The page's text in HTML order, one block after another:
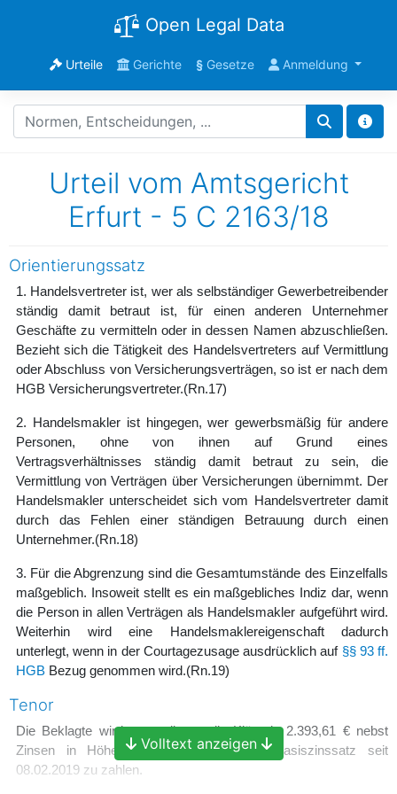
Open Legal Data
Urteile Gerichte §Gesetze Anmeldung
Urteil vom Amtsgericht
Erfurt - 5 C 2163/18
Orientierungssatz
1. Handelsvertreter ist, wer als selbständiger Gewerbetreibender
ständig damit betraut ist, für einen anderen Unternehmer
Geschäfte zu vermitteln oder in dessen Namen abzuschließen.
Bezieht sich die Tätigkeit des Handelsvertreters auf Vermittlung
oder Abschluss von Versicherungsverträgen, so ist er nach dem
HGB Versicherungsvertreter.(Rn.17)
2. Handelsmakler ist hingegen, wer gewerbsmäßig für andere
Personen, ohne von ihnen auf Grund eines
Vertragsverhältnisses ständig damit betraut zu sein, die
Vermittlung von Verträgen über Versicherungen übernimmt. Der
Handelsmakler unterscheidet sich vom Handelsvertreter damit
durch das Fehlen einer ständigen Betrauung durch einen
Unternehmer.(Rn.18)
3. Für die Abgrenzung sind die Gesamtumstände des Einzelfalls
maßgeblich. Insoweit stellt es ein maßgebliches Indiz dar, wenn
die Person in allen Verträgen als Handelsmakler aufgeführt wird.
Weiterhin wird eine Handelsmaklereigenschaft dadurch
unterlegt, wenn in der Courtagezusage ausdrücklich auf §§ 93 ff.
HGB Bezug genommen wird.(Rn.19)
Tenor
Die Beklagte wird verurteilt, an die Klägerin 2.393,61 € nebst
Zinsen in Höhe von 5%punkten über Basiszinssatz seit
08.02.2019 zu zahlen.
Volltext anzeigen